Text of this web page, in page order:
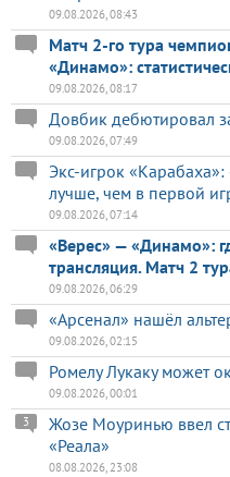
09.08.2026, 08:43
Матч 2-го тура
«Динамо»:
09.08.2026, 08:17
Довбик дебютировал
09.08.2026, 07:49
Экс-игрок
лучше, чем в первой
09.08.2026, 07:14
«Верес» — «Динамо»:
трансляция. Матч 2
09.08.2026, 06:29
«Арсенал» нашёл
09.08.2026, 02:15
Ромелу Лукаку может
09.08.2026, 00:01
Жозе Моуринью ввел
«Реала»
3
08.08.2026, 23:08